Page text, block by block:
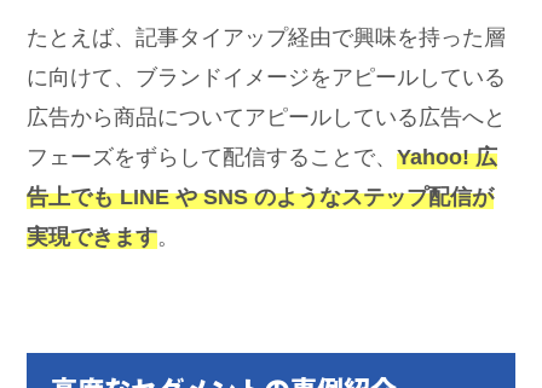
たとえば、記事タイアップ経由で興味を持った層
に向けて、ブランドイメージをアピールしている
広告から商品についてアピールしている広告へと
フェーズをずらして配信することで、Yahoo! 広
告上でも LINE や SNS のようなステップ配信が
実現できます。